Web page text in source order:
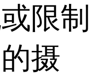
限制
摄